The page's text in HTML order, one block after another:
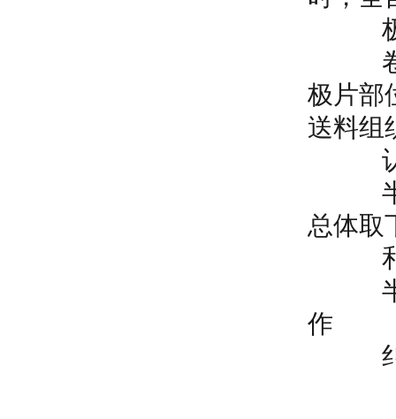
极片
卷绕
极片部
送料组
认为
半自
总体取
和正
半自
作
纠偏